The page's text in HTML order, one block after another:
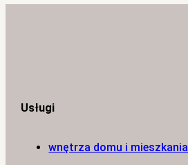
Usługi
wnętrza domu i mieszkania